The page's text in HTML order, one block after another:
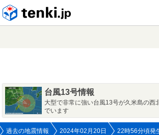
台風13号情報
大型で非常に強い台風13号が久米島の西
でいます
過去の地震情報 2024年02月20日 22時56分頃発